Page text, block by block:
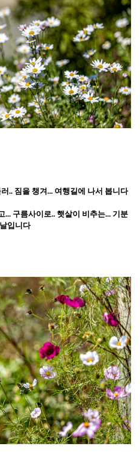
.. 짐을 챙겨... 여행길에 나서 봅니다
... 구름사이로.. 햇살이 비추는... 기분
입니다